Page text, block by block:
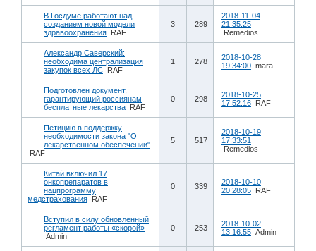
В Госдуме работают над
созданием новой модели
здравоохранения RAF
3 289
2018-11-04
21:35:25
Remedios
Александр Саверский:
необходима централизация
закупок всех ЛС RAF
1 278
2018-10-28
19:34:00 mara
Подготовлен документ,
гарантирующий россиянам
бесплатные лекарства RAF
0 298
2018-10-25
17:52:16 RAF
Петицию в поддержку
необходимости закона "О
лекарственном обеспечении"
RAF
5 517
2018-10-19
17:33:51
Remedios
Китай включил 17
онкопрепаратов в
нацпрограмму
медстрахования RAF
0 339
2018-10-10
20:28:05 RAF
Вступил в силу обновленный
регламент работы «скорой»
Admin
0 253
2018-10-02
13:16:55 Admin